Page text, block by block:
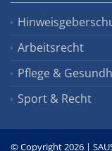
Arbeitsrecht
Pflege &
Sport & Recht
© Copyright 2026 |